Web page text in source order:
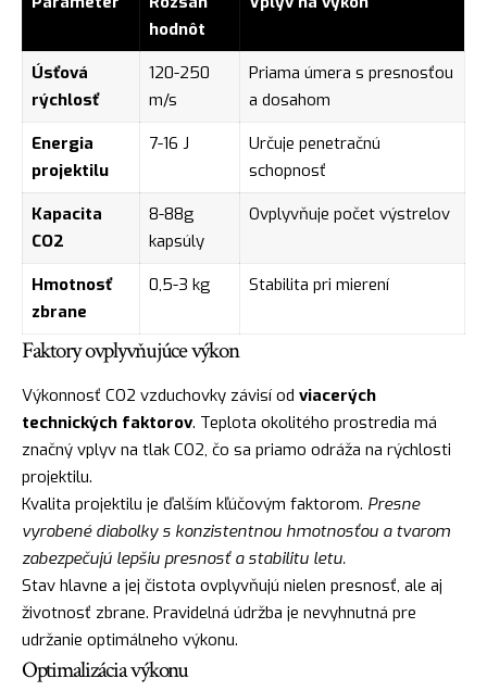
hodnôt
Úsťová
rýchlosť
120-250
m/s
Priama úmera s presnosťou
a dosahom
Energia
projektilu
7-16 J
Určuje penetračnú
schopnosť
Kapacita
CO2
8-88g
kapsúly
Ovplyvňuje počet výstrelov
Hmotnosť
zbrane
0,5-3 kg Stabilita pri mierení
Faktory ovplyvňujúce výkon
Výkonnosť CO2 vzduchovky závisí od viacerých
technických faktorov. Teplota okolitého prostredia má
značný vplyv na tlak CO2, čo sa priamo odráža na rýchlosti
projektilu.
Kvalita projektilu je ďalším kľúčovým faktorom. Presne
vyrobené diabolky s konzistentnou hmotnosťou a tvarom
zabezpečujú lepšiu presnosť a stabilitu letu.
Stav hlavne a jej čistota ovplyvňujú nielen presnosť, ale aj
životnosť zbrane. Pravidelná údržba je nevyhnutná pre
udržanie optimálneho výkonu.
Optimalizácia výkonu